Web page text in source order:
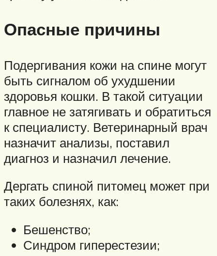
Опасные причины
Подергивания кожи на спине могут
быть сигналом об ухудшении
здоровья кошки. В такой ситуации
главное не затягивать и обратиться
к специалисту. Ветеринарный врач
назначит анализы, поставил
диагноз и назначил лечение.
Дергать спиной питомец может при
таких болезнях, как:
Бешенство;
Синдром гиперестезии;